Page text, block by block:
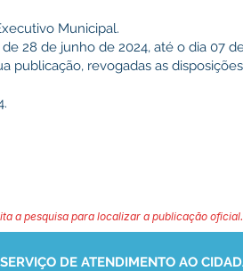
Municipal.
28 de junho de 2024, até o dia 07
publicação, revogadas as
a pesquisa para localizar a publicação oficial.
SERVIÇO DE ATENDIMENTO AO